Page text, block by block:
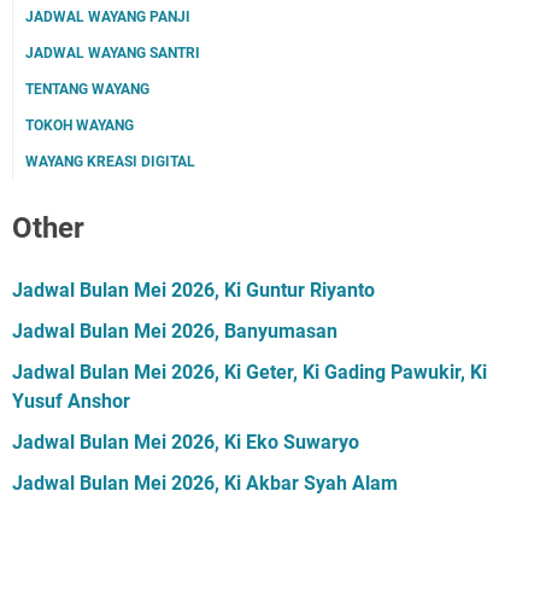
JADWAL WAYANG PANJI
JADWAL WAYANG SANTRI
TENTANG WAYANG
TOKOH WAYANG
WAYANG KREASI DIGITAL
Other
Jadwal Bulan Mei 2026, Ki Guntur Riyanto
Jadwal Bulan Mei 2026, Banyumasan
Jadwal Bulan Mei 2026, Ki Geter, Ki Gading Pawukir, Ki
Yusuf Anshor
Jadwal Bulan Mei 2026, Ki Eko Suwaryo
Jadwal Bulan Mei 2026, Ki Akbar Syah Alam